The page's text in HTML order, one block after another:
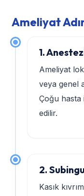
Ameliyat
1.
Ameliyat
veya genel
Çoğu hasta
edilir.
2.
Kasık